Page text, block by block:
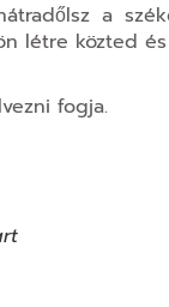
a
létre közted
fogja.